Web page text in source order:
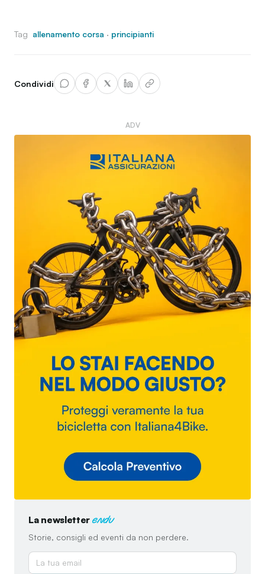
Tag allenamento corsa · principianti
Condividi
ADV
La newsletter endu
Storie, consigli ed eventi da non perdere.